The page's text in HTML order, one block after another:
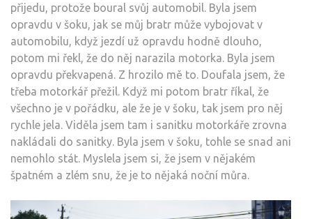
přijedu, protože boural svůj automobil. Byla jsem
opravdu v šoku, jak se můj bratr může vybojovat v
automobilu, když jezdí už opravdu hodně dlouho,
potom mi řekl, že do něj narazila motorka. Byla jsem
opravdu překvapená. Z hrozilo mě to. Doufala jsem, že
třeba motorkář přežil. Když mi potom bratr říkal, že
všechno je v pořádku, ale že je v šoku, tak jsem pro něj
rychle jela. Viděla jsem tam i sanitku motorkáře zrovna
nakládali do sanitky. Byla jsem v šoku, tohle se snad ani
nemohlo stát. Myslela jsem si, že jsem v nějakém
špatném a zlém snu, že je to nějaká noční můra.